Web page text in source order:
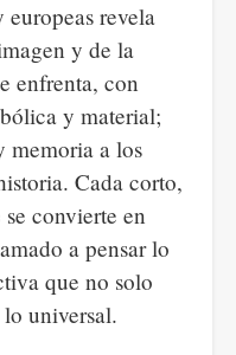
revela
y de la
enfrenta, con
y material;
memoria a los
Cada corto,
convierte en
a pensar lo
que no solo
universal.